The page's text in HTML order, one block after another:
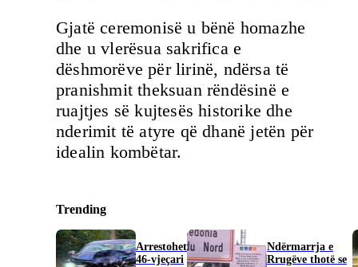
Gjatë ceremonisë u bënë homazhe
dhe u vlerësua sakrifica e
dëshmorëve për lirinë, ndërsa të
pranishmit theksuan rëndësinë e
ruajtjes së kujtesës historike dhe
nderimit të atyre që dhanë jetën për
idealin kombëtar.
Trending
Arrestohet
46-vjeçari
Ndërmarrja e
Rrugëve thotë se